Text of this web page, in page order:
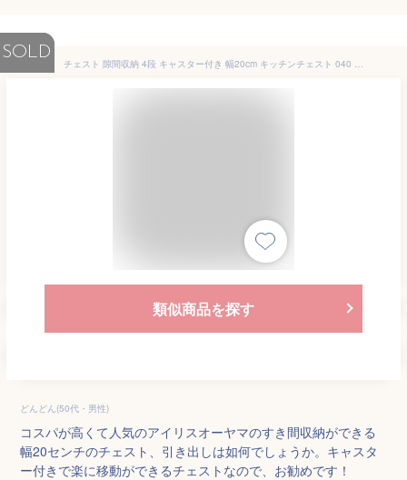
SOLD
チェスト 隙間収納 4段 キャスター付き 幅20cm キッチンチェスト 040 ホワイト クリア キッチン収納 小物収納 引き出し タンス 隙間収納 食品 リビング収納 台所用品 台所収納 アイリスオーヤマ収納ボックス HGチェスト f HG
類似商品を探す
どんどん(50代・男性)
コスパが高くて人気のアイリスオーヤマのすき間収納ができる
幅20センチのチェスト、引き出しは如何でしょうか。キャスタ
ー付きで楽に移動ができるチェストなので、お勧めです！